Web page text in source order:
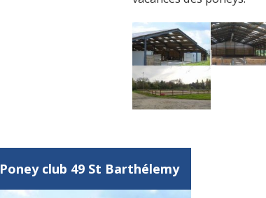
Poney club 49 St Barthélemy